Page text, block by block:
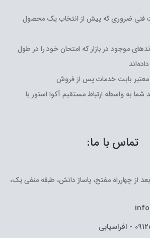
فنی ضروری که پیش از انتخاب یک محصول
موجود در بازار که امتحان خود را در طول
بابت خدمات پس از فروش
به واسطه ارتباط مستقیم آکوا استور با
تماس با ما:
از چهارراه مفتح، پاساژ دانش، طبقه منفی یک،